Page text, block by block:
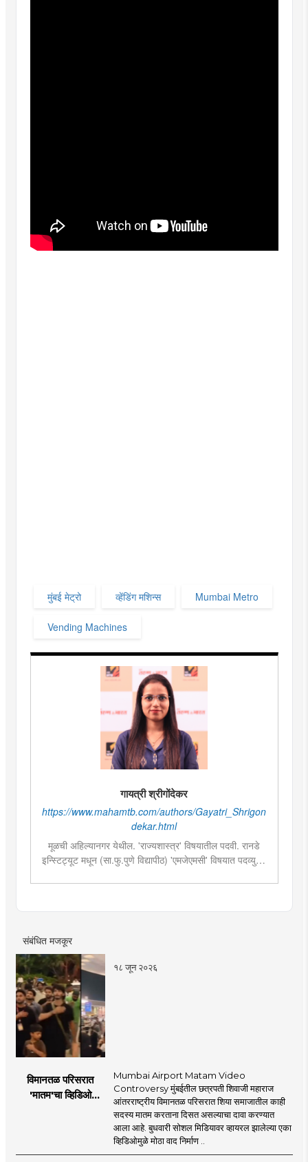
मुंबई मेट्रो व्हेंडिंग मशिन्स Mumbai Metro
Vending Machines
गायत्री श्रीगोंदेकर
https://www.mahamtb.com/authors/Gayatri_Shrigon
dekar.html
मूळची अहिल्यानगर येथील. 'राज्यशास्त्र' विषयातील पदवी. रानडे
इन्स्टिट्यूट मधून (सा.फु.पुणे विद्यापीठ) 'एमजेएमसी' विषयात पदव्युत्तर
पदावर रुजू. सद्यस्थितीत 'इन्फ्रास्ट्रक्चर आणि डेव्हलपमेंट' विशेष
संबंधित मजकूर
१८ जून २०२६
विमानतळ परिसरात
'मातम'चा व्हिडिओ
Mumbai Airport Matam Video
Controversy मुंबईतील छत्रपती शिवाजी महाराज
आंतरराष्ट्रीय विमानतळ परिसरात शिया समाजातील काही
सदस्य मातम करताना दिसत असल्याचा दावा करण्यात
आला आहे. बुधवारी सोशल मिडियावर व्हायरल झालेल्या एका
व्हिडिओमुळे मोठा वाद निर्माण ..